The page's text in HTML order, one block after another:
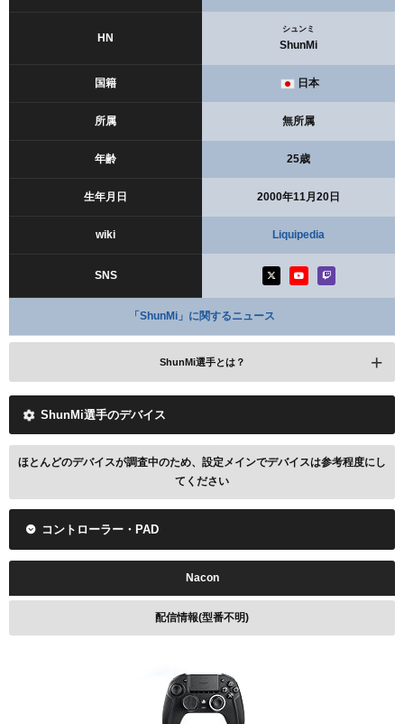
HN
シュンミ
ShunMi
国籍 日本
所属 無所属
年齢 25歳
生年月日 2000年11月20日
wiki Liquipedia
SNS
「ShunMi」に関するニュース
ShunMi選手とは？
Ras
ShunMi選手のデバイス
ほとんどのデバイスが調査中のため、設定メインでデバイスは参考程度にし
てください
コントローラー・PAD
Nacon
配信情報(型番不明)